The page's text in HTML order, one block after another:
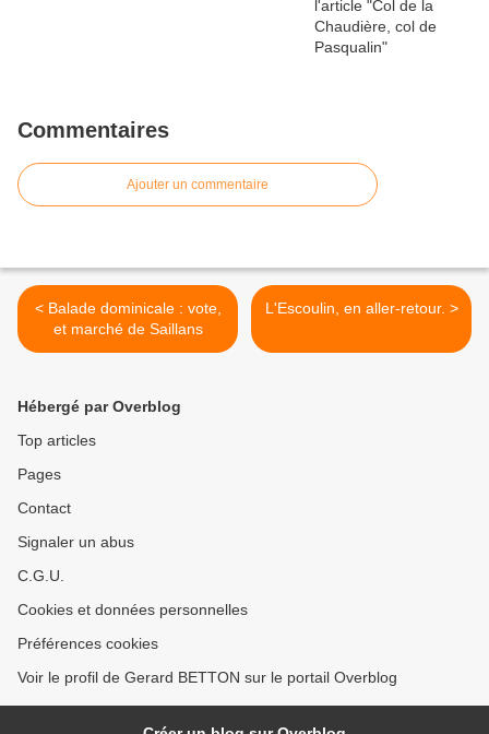
Commentaires
Ajouter un commentaire
< Balade dominicale : vote,
et marché de Saillans
L'Escoulin, en aller-retour. >
Hébergé par Overblog
Top articles
Pages
Contact
Signaler un abus
C.G.U.
Cookies et données personnelles
Préférences cookies
Voir le profil de Gerard BETTON sur le portail Overblog